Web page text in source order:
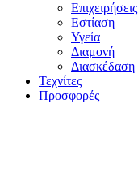
Επιχειρήσεις
Εστίαση
Υγεία
Διαμονή
Διασκέδαση
Τεχνίτες
Προσφορές